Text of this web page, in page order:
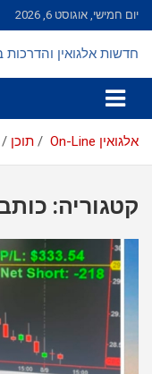
Skip
to
יום חמישי, אוגוסט 6, 2026
חדשות אלגואין
אלגואין On-Line תוכן
קטגוריה: